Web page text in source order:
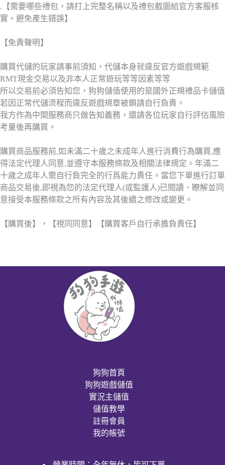
.【需要哪些禮包，請打上完整名稱以及禮包截圖給官方客服核
實，避免產生錯誤】
【免責聲明】
購買代儲的玩家請事前須知，代儲本身就違反官方遊戲規範
RMT現金交易以及非本人正常遊玩等等因素等等
所以交易前必須告知您，狗狗儲值使用的是國外正規禮品卡儲值
若因正常代儲流程而違反遊戲規章被鎖請自行負責。
我方作為中間服務商只做告知義務，還請各位玩家自行評估風險
考量後再購買。
購買商品服務前,如未滿二十歲之未成年人進行消費行為購買,應
得法定代理人同意,並遵守本服務條款及相關法律規定。年滿二
十歲之成年人需自行負完全的行爲能力責任。當您下單進行訂單
商品交易後,即視為您的法定代理人(或監護人)已閱讀、瞭解並同
意接受本服務條款之所有內容及其後續之修改或變更。
【購買後】，【視同同意】【購買客戶自行承擔負責任】
狗狗首頁
狗狗遊戲儲值
實況主儲值
儲值教學
註冊會員
我的帳號